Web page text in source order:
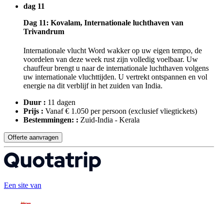
dag 11
Dag 11: Kovalam, Internationale luchthaven van
Trivandrum
Internationale vlucht Word wakker op uw eigen tempo, de
voordelen van deze week rust zijn volledig voelbaar. Uw
chauffeur brengt u naar de internationale luchthaven volgens
uw internationale vluchttijden. U vertrekt ontspannen en vol
energie na dit verblijf in het zuiden van India.
Duur : 11 dagen
Prijs : Vanaf € 1.050 per persoon (exclusief vliegtickets)
Bestemmingen: : Zuid-India - Kerala
Offerte aanvragen
Een site van